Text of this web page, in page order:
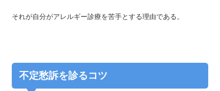
それが自分がアレルギー診療を苦手とする理由である。
不定愁訴を診るコツ